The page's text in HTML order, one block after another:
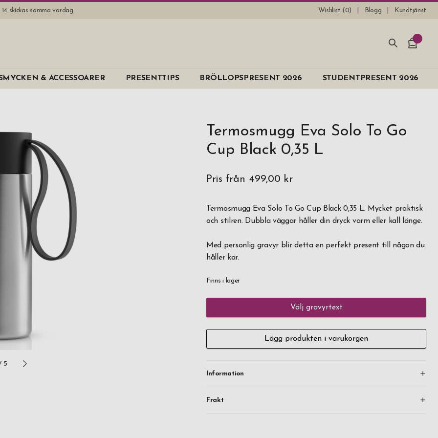
skickas samma vardag Wishlist (0) Blogg Kundtjänst
& ACCESSOARER PRESENTTIPS BRÖLLOPSPRESENT 2026 STUDENTPRESENT 2026
5
Termosmugg Eva Solo To Go
Cup Black 0,35 L
Pris från 499,00 kr
Termosmugg Eva Solo To Go Cup Black 0,35 L. Mycket praktisk
och stilren. Dubbla väggar håller din dryck varm eller kall länge.
Med personlig gravyr blir detta en perfekt present till någon du
håller kär.
Finns i lager
Välj gravyrtext
Lägg produkten i varukorgen
Information
Frakt